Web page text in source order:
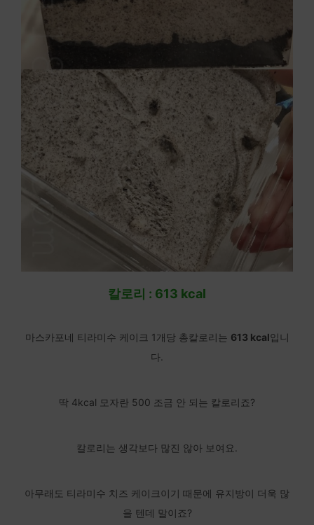
칼로리 : 613 kcal
마스카포네 티라미수 케이크 1개당 총칼로리는 613 kcal입니
다.
딱 4kcal 모자란 500 조금 안 되는 칼로리죠?
칼로리는 생각보다 많진 않아 보여요.
아무래도 티라미수 치즈 케이크이기 때문에 유지방이 더욱 많
을 텐데 말이죠?